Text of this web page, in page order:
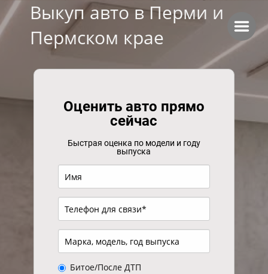
Выкуп авто в Перми и
Пермском крае
Оценить авто прямо
сейчас
Быстрая оценка по модели и году
выпуска
Битое/После ДТП